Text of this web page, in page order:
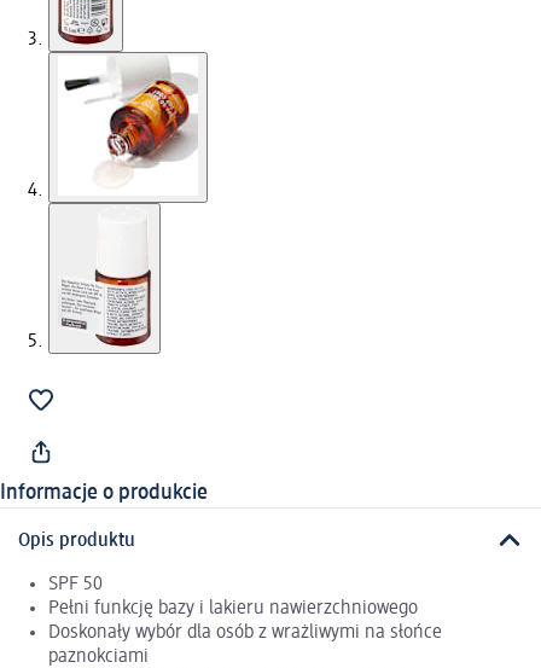
Informacje o produkcie
Opis produktu
SPF 50
Pełni funkcję bazy i lakieru nawierzchniowego
Doskonały wybór dla osób z wrażliwymi na słońce
paznokciami